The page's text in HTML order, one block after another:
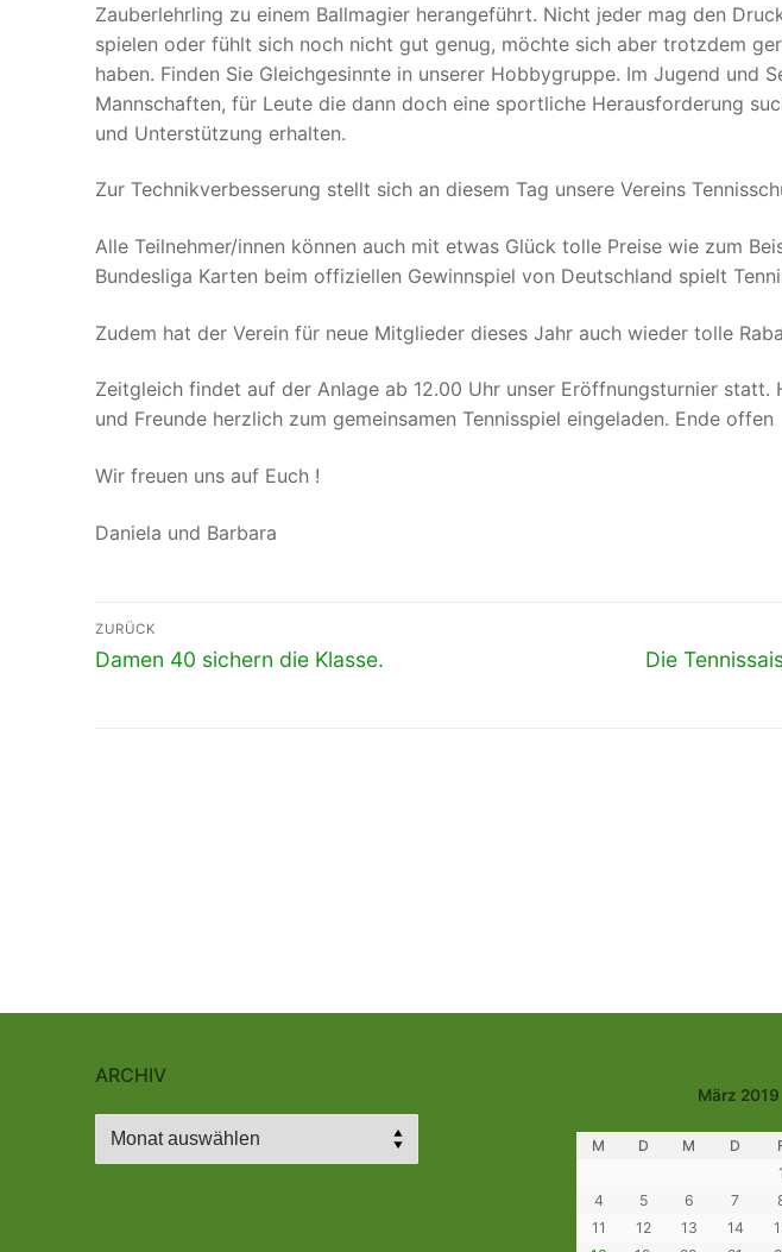
Zauberlehrling zu einem Ballmagier herangeführt. Nicht jeder mag den
spielen oder fühlt sich noch nicht gut genug, möchte sich aber trotzdem
haben. Finden Sie Gleichgesinnte in unserer Hobbygruppe. Im Jugend und
Mannschaften, für Leute die dann doch eine sportliche Herausforderung
und Unterstützung erhalten.
Zur Technikverbesserung stellt sich an diesem Tag unsere Vereins
Alle Teilnehmer/innen können auch mit etwas Glück tolle Preise wie zum
Bundesliga Karten beim offiziellen Gewinnspiel von Deutschland spielt
Zudem hat der Verein für neue Mitglieder dieses Jahr auch wieder tolle
Zeitgleich findet auf der Anlage ab 12.00 Uhr unser Eröffnungsturnier statt.
und Freunde herzlich zum gemeinsamen Tennisspiel eingeladen. Ende offen
Wir freuen uns auf Euch !
Daniela und Barbara
Beitragsnavigation
ZURÜCK
Vorheriger
Damen 40 sichern die Klasse.
Nächster
Die
ARCHIV
Archiv
März 2019
M D M D
1
4
5 6 7
11
12 13 14